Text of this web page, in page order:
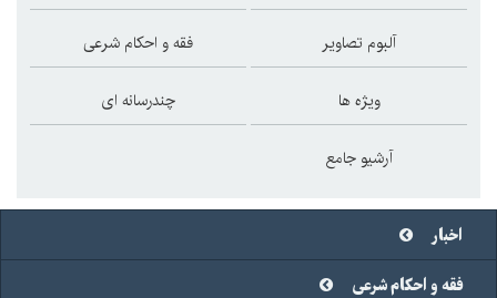
آلبوم تصاویر فقه و احکام شرعی
ویژه ها چندرسانه ای
آرشیو جامع
اخبار
فقه و احکام شرعی